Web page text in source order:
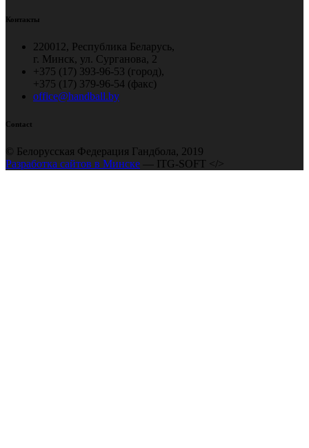
Контакты
220012, Республика Беларусь,
г. Минск, ул. Сурганова, 2
+375 (17) 393-96-53 (город),
+375 (17) 379-96-54 (факс)
office@handball.by
Contact
© Белорусская Федерация Гандбола, 2019
Разработка сайтов в Минске — ITG-SOFT </>